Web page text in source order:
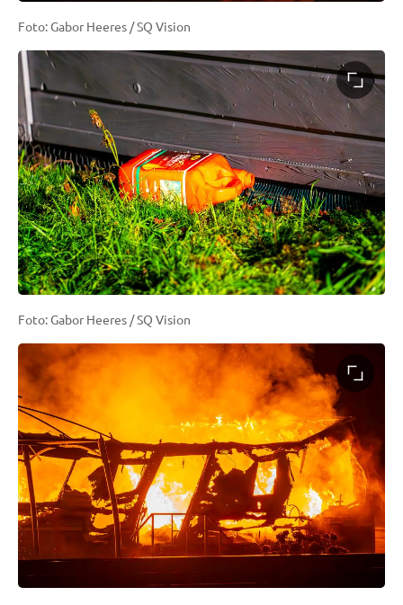
Foto: Gabor Heeres / SQ Vision
Foto: Gabor Heeres / SQ Vision